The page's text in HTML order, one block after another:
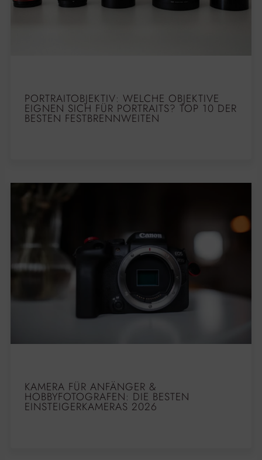
PORTRAITOBJEKTIV: WELCHE OBJEKTIVE
EIGNEN SICH FÜR PORTRAITS? TOP 10 DER
BESTEN FESTBRENNWEITEN
KAMERA FÜR ANFÄNGER &
HOBBYFOTOGRAFEN: DIE BESTEN
EINSTEIGERKAMERAS 2026